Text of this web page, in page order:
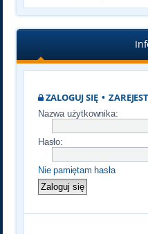
ZALOGUJ SIĘ•
Nazwa użytkownika:
Hasło:
Nie pamiętam hasła